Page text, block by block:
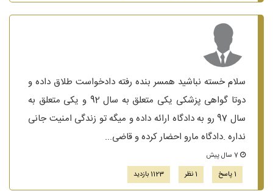
سلام خسته نباشید همسر بنده رفته دادخواست طلاق داده و
دوتا گواهی پزشکی یکی متعلق به سال 92 و یکی متعلق به
سال 97 رو به دادگاه ارائه داده و میگه تو زندگی امنیت جانی
نداره .دادگاه مارو احضار کرده و قاضی...
1 پاسخ
1 نظر 1123 بازدید